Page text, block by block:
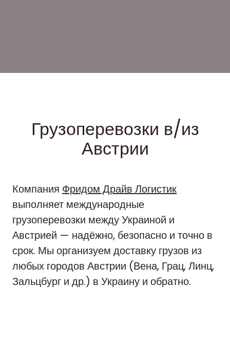
Грузоперевозки в/из
Австрии
Компания Фридом Драйв Логистик
выполняет международные
грузоперевозки между Украиной и
Австрией — надёжно, безопасно и точно в
срок. Мы организуем доставку грузов из
любых городов Австрии (Вена, Грац, Линц,
Зальцбург и др.) в Украину и обратно.